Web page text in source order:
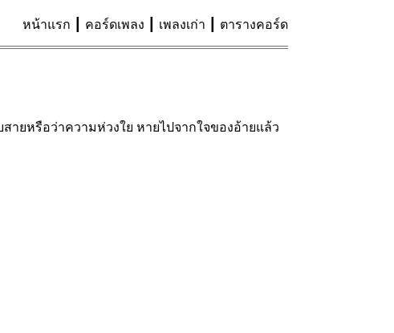
หน้าแรก คอร์ดเพลง เพลงเก่า ตารางคอร์ด
ยหรือว่าความห่วงใย หายไปจากใจของอ้ายแล้ว